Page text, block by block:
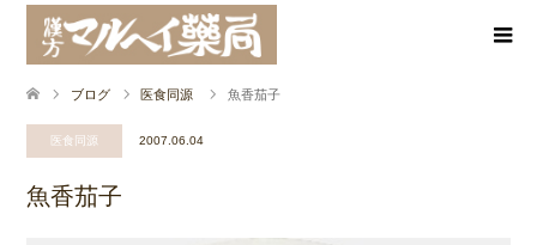
ブログ 医食同源 魚香茄子
医食同源 2007.06.04
魚香茄子